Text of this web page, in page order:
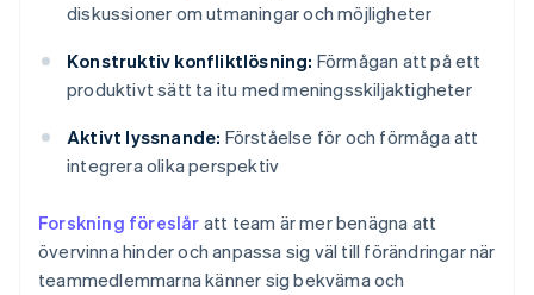
diskussioner om utmaningar och möjligheter
Konstruktiv konfliktlösning: Förmågan att på ett
produktivt sätt ta itu med meningsskiljaktigheter
Aktivt lyssnande: Förståelse för och förmåga att
integrera olika perspektiv
Forskning föreslår att team är mer benägna att
övervinna hinder och anpassa sig väl till förändringar när
teammedlemmarna känner sig bekväma och